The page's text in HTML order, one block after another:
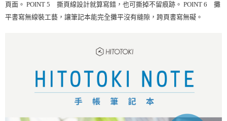
頁面。 POINT 5 撕頁線設計就算寫錯，也可撕掉不留痕跡。 POINT 6 攤
平書寫無線裝工藝，讓筆記本能完全攤平沒有縫隙，跨頁書寫無礙。